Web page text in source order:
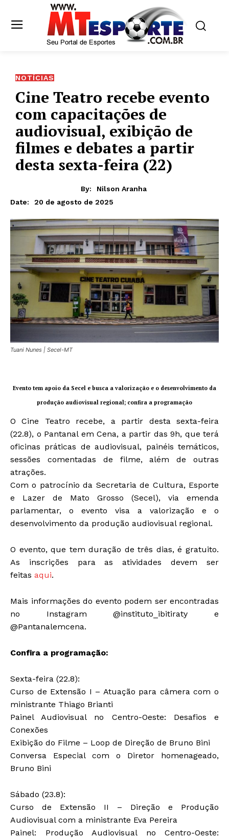
NOTÍCIAS
Cine Teatro recebe evento
com capacitações de
audiovisual, exibição de
filmes e debates a partir
desta sexta-feira (22)
By:
Nilson Aranha
Date:
20 de agosto de 2025
Tuani Nunes | Secel-MT
Evento tem apoio da Secel e busca a valorização e o desenvolvimento da
produção audiovisual regional; confira a programação
O Cine Teatro recebe, a partir desta sexta-feira
(22.8), o Pantanal em Cena, a partir das 9h, que terá
oficinas práticas de audiovisual, painéis temáticos,
sessões comentadas de filme, além de outras
atrações.
Com o patrocínio da Secretaria de Cultura, Esporte
e Lazer de Mato Grosso (Secel), via emenda
parlamentar, o evento visa a valorização e o
desenvolvimento da produção audiovisual regional.
O evento, que tem duração de três dias, é gratuito.
As inscrições para as atividades devem ser
feitas aqui.
Mais informações do evento podem ser encontradas
no Instagram @instituto_ibitiraty e
@Pantanalemcena.
Confira a programação:
Sexta-feira (22.8):
Curso de Extensão I – Atuação para câmera com o
ministrante Thiago Brianti
Painel Audiovisual no Centro-Oeste: Desafios e
Conexões
Exibição do Filme – Loop de Direção de Bruno Bini
Conversa Especial com o Diretor homenageado,
Bruno Bini
Sábado (23.8):
Curso de Extensão II – Direção e Produção
Audiovisual com a ministrante Eva Pereira
Painel: Produção Audiovisual no Centro-Oeste: